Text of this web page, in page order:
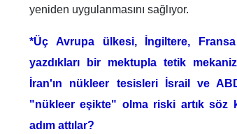
yeniden uygulanmasını sağlıyor.
*Üç Avrupa ülkesi, İngiltere,
yazdıkları bir mektupla tetik
İran'ın nükleer tesisleri İsrail ve
"nükleer eşikte" olma riski artık söz
adım attılar?